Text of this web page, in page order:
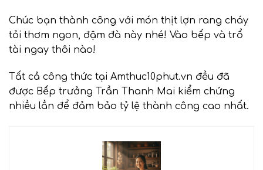
Chúc bạn thành công với món thịt lợn rang cháy
tỏi thơm ngon, đậm đà này nhé! Vào bếp và trổ
tài ngay thôi nào!
Tất cả công thức tại Amthuc10phut.vn đều đã
được Bếp trưởng Trần Thanh Mai kiểm chứng
nhiều lần để đảm bảo tỷ lệ thành công cao nhất.